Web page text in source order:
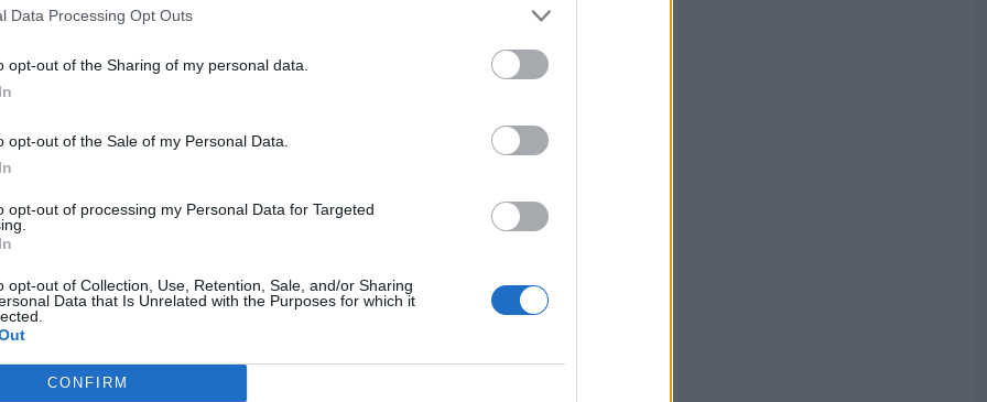
Data Processing Opt Outs
opt-out of the Sharing of my personal data.
opt-out of the Sale of my Personal Data.
opt-out of processing my Personal Data for Targeted
opt-out of Collection, Use, Retention, Sale, and/or Sharing
Data that Is Unrelated with the Purposes for which it
CONFIRM
A
hasonló